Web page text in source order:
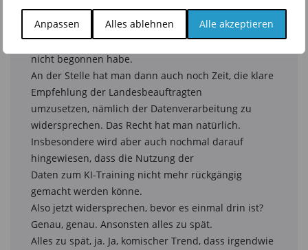
Anpassen Alles ablehnen Alle akzeptieren
bereits im Austausch mit Ebay zu dieser Thematik.
Das Unternehmen hat wohl der
Behörde mitgeteilt, dass das KI-Training auch noch
nicht begonnen habe.
An der Stelle hat man dann auch noch Zeit, die klare
Empfehlung der Landesbeauftragten
umzusetzen, nämlich der Datenverarbeitung zu
widersprechen. Das Recht hat man natürlich.
Insbesondere wird aber auch nochmal darauf
hingewiesen, dass die Nutzung der
Daten zum KI-Training nicht mehr rückgängig
gemacht werden könne.
Also jetzt widersprechen, bevor es einmal drin ist?
Genau, genau. Ansonsten alles zu spät.
Alles zu spät, ja. Ja, komischer Trend, dass irgendwie